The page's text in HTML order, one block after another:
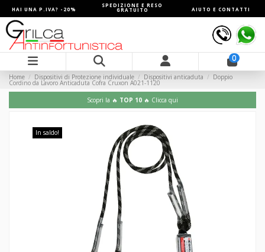
HAI UNA P.IVA? -20%
SPEDIZIONE E RESO
GRATUITO AIUTO E CONTATTI
0
Home Dispositivi di Protezione individuale Dispositivi anticaduta Doppio
Cordino da Lavoro Anticaduta Cofra Cruxon A021-1120
Scopri la 🔥 TOP 10 🔥 Clicca qui
In saldo!